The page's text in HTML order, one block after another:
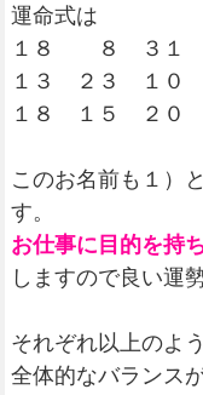
運命式は
１８ ８ ３１
１３ ２３ １０
１８ １５ ２０
このお名前も１）
す。
お仕事に目的を持
しますので良い運
それぞれ以上のよ
全体的なバランス